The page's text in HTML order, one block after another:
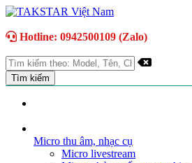
Hotline: 0942500109 (Zalo)
Micro thu âm, nhạc cụ
Micro livestream